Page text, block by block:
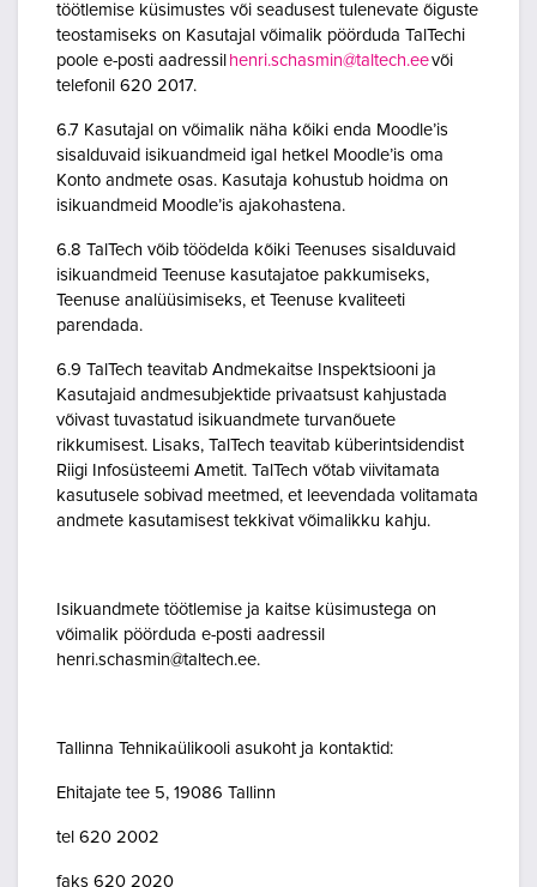
töötlemise küsimustes või seadusest tulenevate õiguste
teostamiseks on Kasutajal võimalik pöörduda TalTechi
poole e-posti aadressil henri.schasmin@taltech.eevõi
telefonil 620 2017.
6.7 Kasutajal on võimalik näha kõiki enda Moodle’is
sisalduvaid isikuandmeid igal hetkel Moodle’is oma
Konto andmete osas. Kasutaja kohustub hoidma on
isikuandmeid Moodle’is ajakohastena.
6.8 TalTech võib töödelda kõiki Teenuses sisalduvaid
isikuandmeid Teenuse kasutajatoe pakkumiseks,
Teenuse analüüsimiseks, et Teenuse kvaliteeti
parendada.
6.9 TalTech teavitab Andmekaitse Inspektsiooni ja
Kasutajaid andmesubjektide privaatsust kahjustada
võivast tuvastatud isikuandmete turvanõuete
rikkumisest. Lisaks, TalTech teavitab küberintsidendist
Riigi Infosüsteemi Ametit. TalTech võtab viivitamata
kasutusele sobivad meetmed, et leevendada volitamata
andmete kasutamisest tekkivat võimalikku kahju.
Isikuandmete töötlemise ja kaitse küsimustega on
võimalik pöörduda e-posti aadressil
henri.schasmin@taltech.ee.
Tallinna Tehnikaülikooli asukoht ja kontaktid:
Ehitajate tee 5, 19086 Tallinn
tel 620 2002
faks 620 2020